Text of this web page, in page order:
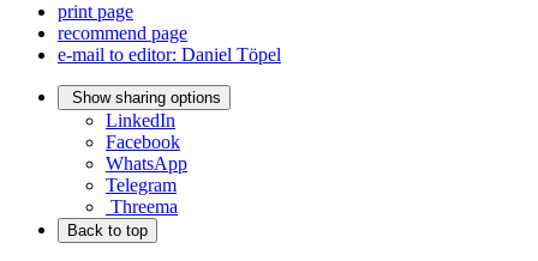
print page
recommend page
e-mail to editor: Daniel Töpel
Show sharing options
LinkedIn
Facebook
WhatsApp
Telegram
Threema
Back to top